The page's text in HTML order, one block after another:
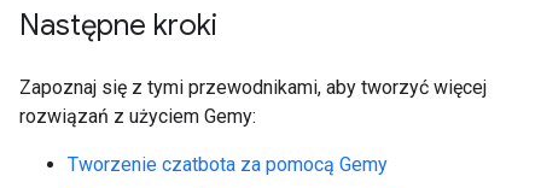
Następne kroki
Zapoznaj się z tymi przewodnikami, aby tworzyć więcej
rozwiązań z użyciem Gemy:
Tworzenie czatbota za pomocą Gemy